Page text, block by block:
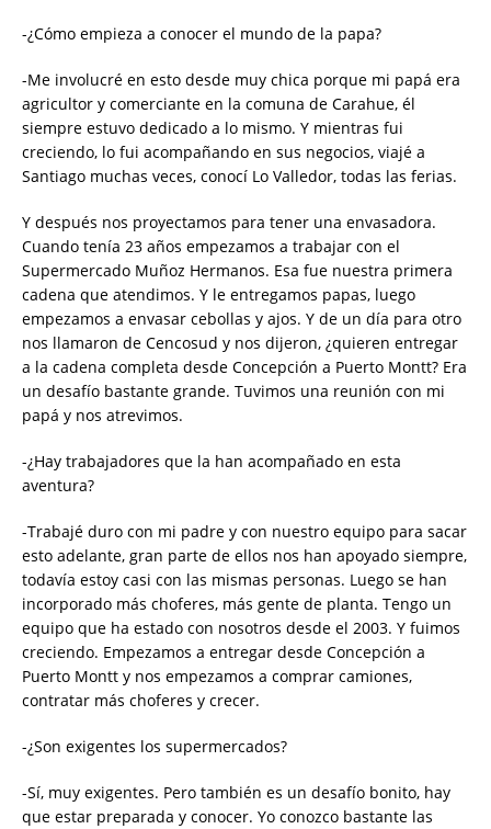
-¿Cómo empieza a conocer el mundo de la papa?
-Me involucré en esto desde muy chica porque mi papá era
agricultor y comerciante en la comuna de Carahue, él
siempre estuvo dedicado a lo mismo. Y mientras fui
creciendo, lo fui acompañando en sus negocios, viajé a
Santiago muchas veces, conocí Lo Valledor, todas las ferias.
Y después nos proyectamos para tener una envasadora.
Cuando tenía 23 años empezamos a trabajar con el
Supermercado Muñoz Hermanos. Esa fue nuestra primera
cadena que atendimos. Y le entregamos papas, luego
empezamos a envasar cebollas y ajos. Y de un día para otro
nos llamaron de Cencosud y nos dijeron, ¿quieren entregar
a la cadena completa desde Concepción a Puerto Montt? Era
un desafío bastante grande. Tuvimos una reunión con mi
papá y nos atrevimos.
-¿Hay trabajadores que la han acompañado en esta
aventura?
-Trabajé duro con mi padre y con nuestro equipo para sacar
esto adelante, gran parte de ellos nos han apoyado siempre,
todavía estoy casi con las mismas personas. Luego se han
incorporado más choferes, más gente de planta. Tengo un
equipo que ha estado con nosotros desde el 2003. Y fuimos
creciendo. Empezamos a entregar desde Concepción a
Puerto Montt y nos empezamos a comprar camiones,
contratar más choferes y crecer.
-¿Son exigentes los supermercados?
-Sí, muy exigentes. Pero también es un desafío bonito, hay
que estar preparada y conocer. Yo conozco bastante las